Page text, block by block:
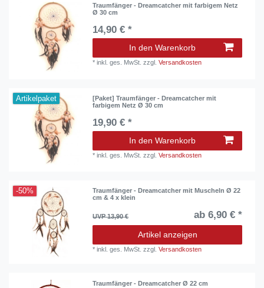
Traumfänger - Dreamcatcher mit farbigem Netz
Ø 30 cm
14,90 € *
In den Warenkorb
*inkl. ges. MwSt. zzgl.Versandkosten
Artikelpaket
[Paket] Traumfänger - Dreamcatcher mit
farbigem Netz Ø 30 cm
19,90 € *
In den Warenkorb
*inkl. ges. MwSt. zzgl.Versandkosten
-50%
Traumfänger - Dreamcatcher mit Muscheln Ø 22
cm & 4 x klein
UVP 13,90 € ab 6,90 € *
Artikel anzeigen
*inkl. ges. MwSt. zzgl.Versandkosten
Traumfänger - Dreamcatcher Ø 22 cm